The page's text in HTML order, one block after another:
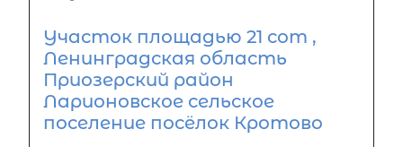
Участок площадью 21 сот ,
Ленинградская область
Приозерский район
Ларионовское сельское
поселение посёлок Кротово